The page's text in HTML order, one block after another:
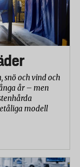
snö och vind och
år – men
modell